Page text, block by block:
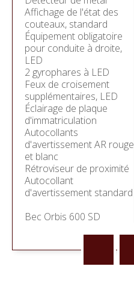
Affichage de l'état des
couteaux, standard
Équipement obligatoire
pour conduite à droite,
LED
2 gyrophares à LED
Feux de croisement
supplémentaires, LED
Éclairage de plaque
d'immatriculation
Autocollants
d'avertissement AR rouge
et blanc
Rétroviseur de proximité
Autocollant
d'avertissement standard
Bec Orbis 600 SD